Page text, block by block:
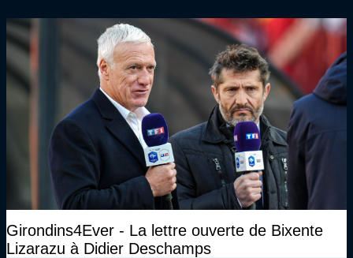
Girondins4Ever - La lettre ouverte de Bixente
Lizarazu à Didier Deschamps